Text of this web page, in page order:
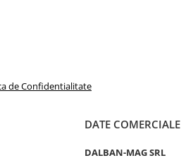
fara
Mai
de Confidentialitate
DATE COMERCIALE
DALBAN-MAG SRL